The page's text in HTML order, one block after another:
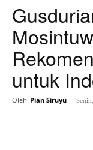
untuk
Oleh Pian Siruyu -